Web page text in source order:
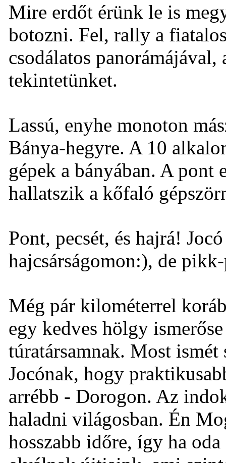
Mire erdőt érünk le is
botozni. Fel, rally a
csodálatos
tekintetünket.
Lassú, enyhe monoton
Bánya-hegyre. A 10
gépek a bányában. A
hallatszik a kőfaló
Pont, pecsét, és hajrá!
hajcsárságomon:), de
Még pár kilométerrel
egy kedves hölgy
túratársamnak. Most ismét
Jocónak, hogy
arrébb - Dorogon. Az
haladni világosban. Én
hosszabb időre, így ha